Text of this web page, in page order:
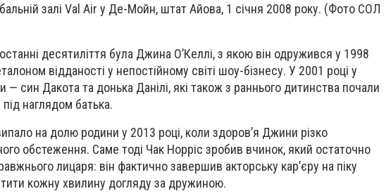
залі Val Air у Де-Мойн, штат Айова, 1 січня 2008 року. (Фото СОЛ
десятиліття була Джина О’Келлі, з якою він одружився у 1998
відданості у непостійному світі шоу-бізнесу. У 2001 році у
син Дакота та донька Данілі, які також з раннього дитинства почали
наглядом батька.
на долю родини у 2013 році, коли здоров’я Джини різко
обстеження. Саме тоді Чак Норріс зробив вчинок, який остаточно
лицаря: він фактично завершив акторську кар’єру на піку
кожну хвилину догляду за дружиною.